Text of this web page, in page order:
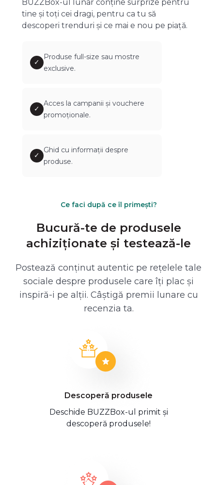
BUZZBox-ul lunar conține surprize pentru
tine și toți cei dragi, pentru ca tu să
descoperi trenduri și ce mai e nou pe piață.
✓
Produse full-size sau mostre
exclusive.
✓
Acces la campanii și vouchere
promoționale.
✓
Ghid cu informații despre
produse.
Ce faci după ce îl primești?
Bucură-te de produsele
achiziționate și testează-le
Postează conținut autentic pe rețelele tale
sociale despre produsele care îți plac și
inspiră-i pe alții. Câștigă premii lunare cu
recenzia ta.
Descoperă produsele
Deschide BUZZBox-ul primit și
descoperă produsele!